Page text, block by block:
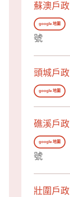
蘇澳戶政
google 地圖
號
頭城戶政
google 地圖
礁溪戶政
google 地圖
號
壯圍戶政